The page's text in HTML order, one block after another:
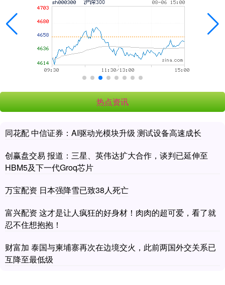
热点资讯
同花配 中信证券：AI驱动光模块升级 测试设备高速成长
创赢盘交易 报道：三星、英伟达扩大合作，谈判已延伸至
HBM5及下一代Groq芯片
万宝配资 日本强降雪已致38人死亡
富兴配资 这才是让人疯狂的好身材！肉肉的超可爱，看了就
忍不住想抱抱！
财富加 泰国与柬埔寨再次在边境交火，此前两国外交关系已
互降至最低级